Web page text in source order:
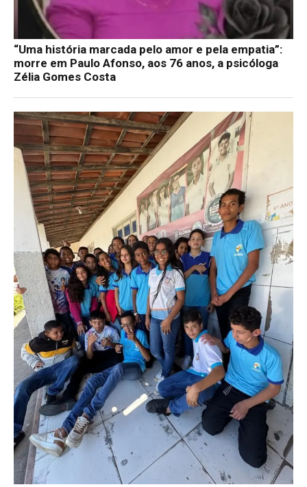
“Uma história marcada pelo amor e pela empatia”:
morre em Paulo Afonso, aos 76 anos, a psicóloga
Zélia Gomes Costa